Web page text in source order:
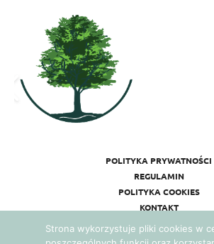
POLITYKA PRYWATNOŚCI
REGULAMIN
POLITYKA COOKIES
KONTAKT
Strona wykorzystuje pliki cookies w